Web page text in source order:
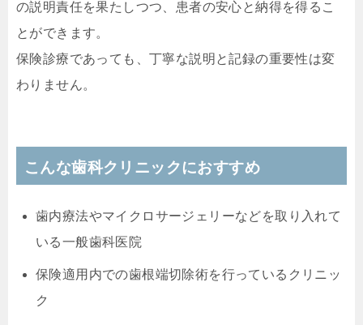
の説明責任を果たしつつ、患者の安心と納得を得るこ
とができます。
保険診療であっても、丁寧な説明と記録の重要性は変
わりません。
こんな歯科クリニックにおすすめ
歯内療法やマイクロサージェリーなどを取り入れて
いる一般歯科医院
保険適用内での歯根端切除術を行っているクリニッ
ク